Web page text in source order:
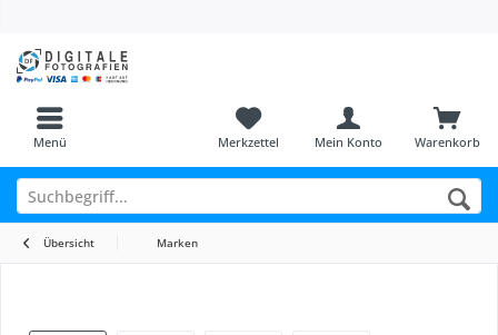
Menü Warenkorb
Merkzettel Mein Konto
Übersicht Marken